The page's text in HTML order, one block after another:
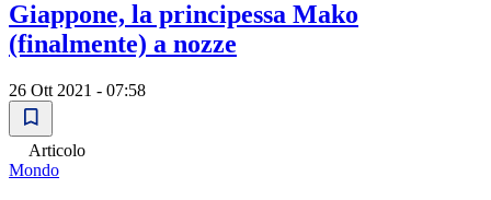
Giappone, la principessa Mako
(finalmente) a nozze
26 Ott 2021 - 07:58
Articolo
Mondo